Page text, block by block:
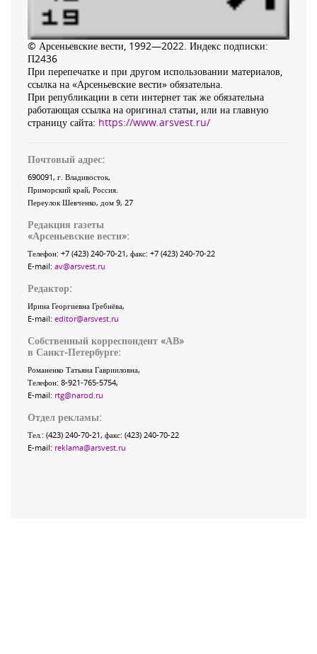
© Арсеньевские вести, 1992—2022. Индекс подписки:
П2436
При перепечатке и при другом использовании материалов,
ссылка на «Арсеньевские вести» обязательна.
При републикации в сети интернет так же обязательна
работающая ссылка на оригинал статьи, или на главную
страницу сайта: https://www.arsvest.ru/
Почтовый адрес:
690091, г. Владивосток,
Приморский край, Россия
Переулок Шевченко, дом 9, 27
Редакция газеты
«Арсеньевские вести»:
Телефон: +7 (423) 240-70-21, факс: +7 (423) 240-70-22
E-mail: av@arsvest.ru
Редактор:
Ирина Георгиевна Гребнёва,
E-mail: editor@arsvest.ru
Собственный корреспондент «АВ»
в Санкт-Петербурге:
Романенко Татьяна Гаврииловна,
Телефон: 8-921-765-5754,
E-mail: rtg@narod.ru
Отдел рекламы:
Тел.: (423) 240-70-21, факс: (423) 240-70-22
E-mail: reklama@arsvest.ru